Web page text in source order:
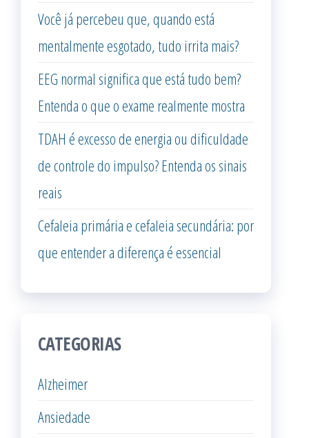
Você já percebeu que, quando está
mentalmente esgotado, tudo irrita mais?
EEG normal significa que está tudo bem?
Entenda o que o exame realmente mostra
TDAH é excesso de energia ou dificuldade
de controle do impulso? Entenda os sinais
reais
Cefaleia primária e cefaleia secundária: por
que entender a diferença é essencial
CATEGORIAS
Alzheimer
Ansiedade